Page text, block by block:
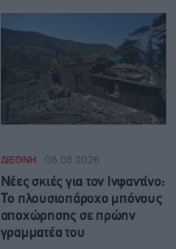
ΔΙΕΘΝΗ 08.08.2026
Νέες σκιές για τον Ινφαντίνο:
Το πλουσιοπάροχο μπόνους
αποχώρησης σε πρώην
γραμματέα του